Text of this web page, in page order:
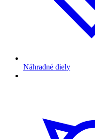
Náhradné diely